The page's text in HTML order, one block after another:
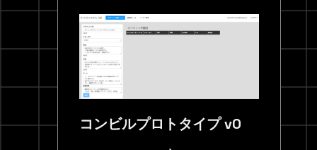
コンビルプロトタイプ v0